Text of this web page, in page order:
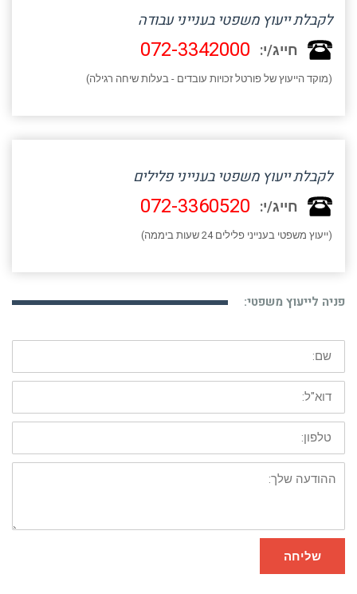
לקבלת ייעוץ משפטי בענייני עבודה
חייג/י: 072-3342000
(מוקד הייעוץ של פורטל זכויות עובדים - בעלות שיחה רגילה)
לקבלת ייעוץ משפטי בענייני פלילים
חייג/י: 072-3360520
(ייעוץ משפטי בענייני פלילים 24 שעות ביממה)
פניה לייעוץ משפטי:
שם:
דוא"ל:
טלפון:
ההודעה
שלך:
שליחה